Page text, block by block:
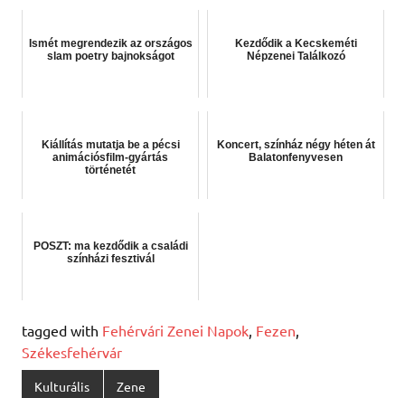
Ismét megrendezik az országos
slam poetry bajnokságot
Kezdődik a Kecskeméti
Népzenei Találkozó
Kiállítás mutatja be a pécsi
animációsfilm-gyártás
történetét
Koncert, színház négy héten át
Balatonfenyvesen
POSZT: ma kezdődik a családi
színházi fesztivál
tagged with Fehérvári Zenei Napok Fezen
Székesfehérvár
Kulturális Zene